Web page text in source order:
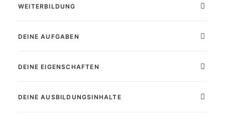
WEITERBILDUNG
DEINE AUFGABEN
DEINE EIGENSCHAFTEN
DEINE AUSBILDUNGSINHALTE